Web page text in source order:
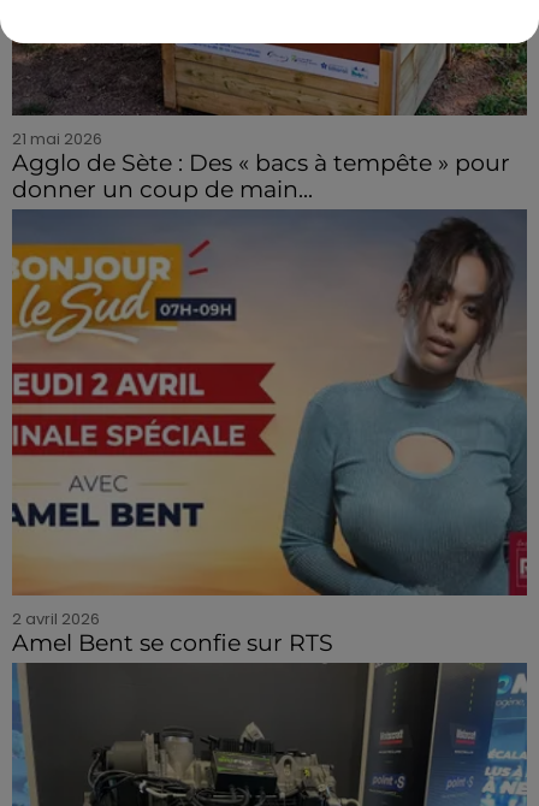
21 mai 2026
Agglo de Sète : Des « bacs à tempête » pour
donner un coup de main...
2 avril 2026
Amel Bent se confie sur RTS